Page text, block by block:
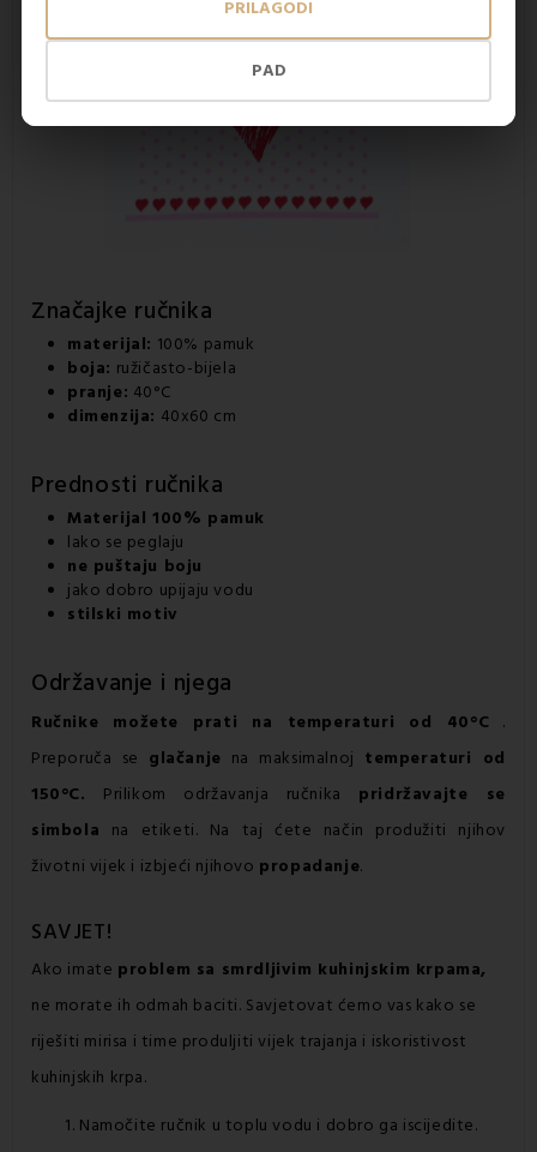
PAD
PRILAGODI
Značajke ručnika
materijal: 100% pamuk
boja: ružičasto-bijela
pranje: 40°C
dimenzija: 40x60 cm
Prednosti ručnika
Materijal 100% pamuk
lako se peglaju
ne puštaju boju
jako dobro upijaju vodu
stilski motiv
Održavanje i njega
Ručnike možete prati na temperaturi od 40°C .
Preporuča se glačanje na maksimalnoj temperaturi od
150°C. Prilikom održavanja ručnika pridržavajte se
simbola na etiketi. Na taj ćete način produžiti njihov
životni vijek i izbjeći njihovo propadanje.
SAVJET!
Ako imate problem sa smrdljivim kuhinjskim krpama,
ne morate ih odmah baciti. Savjetovat ćemo vas kako se
riješiti mirisa i time produljiti vijek trajanja i iskoristivost
kuhinjskih krpa.
Namočite ručnik u toplu vodu i dobro ga iscijedite.